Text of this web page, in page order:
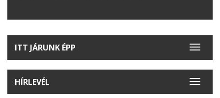
Toggle
ITT JÁRUNK ÉPP
Toggle
HÍRLEVÉL